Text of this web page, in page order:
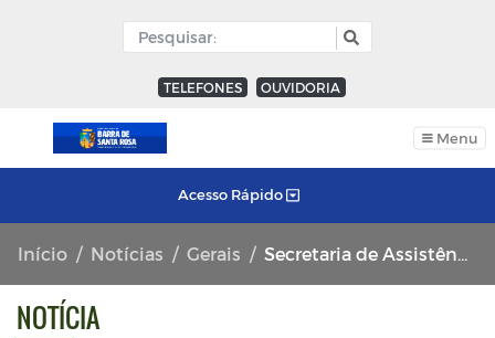
TELEFONES OUVIDORIA
Menu
Acesso Rápido
Início Notícias Gerais Secretaria de Assistência Social realiza mais uma distribuição de PAA
NOTÍCIA